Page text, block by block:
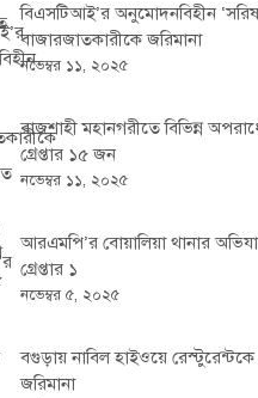
বিএসটিআই’র অনুমোদনবিহীন
বাজারজাতকারীকে জরিমানা
নভেম্বর ১১, ২০২৫
রাজশাহী মহানগরীতে বিভিন্ন
গ্রেপ্তার ১৫ জন
নভেম্বর ১১, ২০২৫
আরএমপি’র বোয়ালিয়া থানার
গ্রেপ্তার ১
নভেম্বর ৫, ২০২৫
বগুড়ায় নাবিল হাইওয়ে
জরিমানা